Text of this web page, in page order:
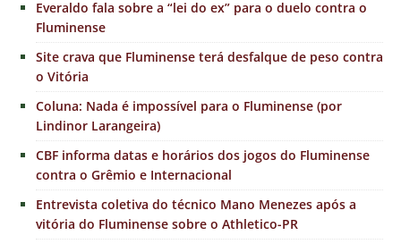
Everaldo fala sobre a “lei do ex” para o duelo contra o
Fluminense
Site crava que Fluminense terá desfalque de peso contra
o Vitória
Coluna: Nada é impossível para o Fluminense (por
Lindinor Larangeira)
CBF informa datas e horários dos jogos do Fluminense
contra o Grêmio e Internacional
Entrevista coletiva do técnico Mano Menezes após a
vitória do Fluminense sobre o Athletico-PR